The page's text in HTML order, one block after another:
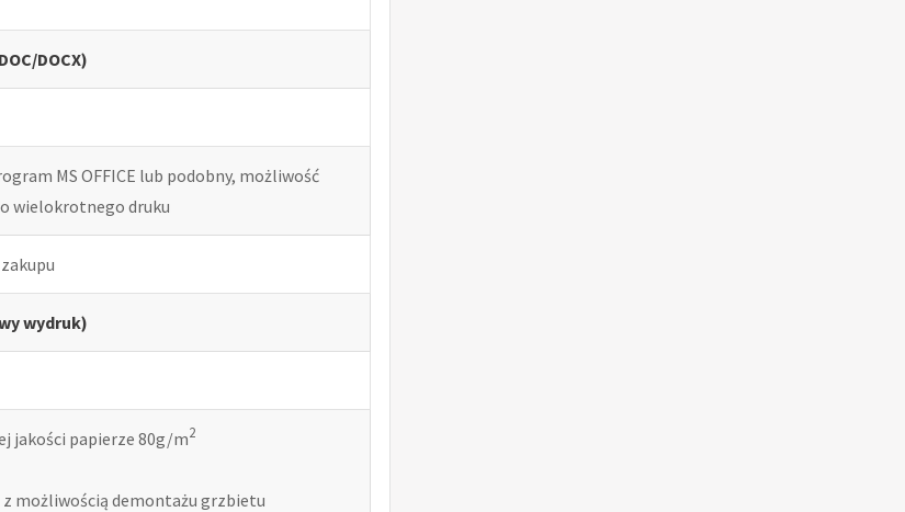
DOCX)
MS OFFICE lub podobny, możliwość
wielokrotnego druku
wydruk)
jakości papierze 80g/m2
możliwością demontażu grzbietu